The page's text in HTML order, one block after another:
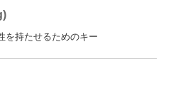
を持たせるためのキー